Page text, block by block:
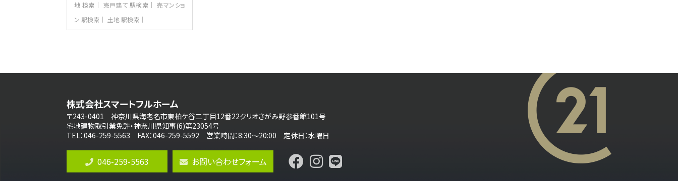
第8位
3,680万円
4ＳＬＤＫ
4ＬＤＫ
長後駅
バ11分 ・歩6分
全棟ＬＤＫは16帖の4ＬＤＫ！食器洗い乾燥
機や浴…
4,190万円
地 検索
売戸建て 駅検索
売マンショ
ン 駅検索
土地 駅検索
株式会社スマートフルホーム
〒243-0401 神奈川県海老名市東柏ケ谷二丁目12番22クリオさがみ野参番館101号
宅地建物取引業免許・神奈川県知事(6)第23054号
TEL：046-259-5563 FAX：046-259-5592 営業時間：8:30～20:00 定休日：水曜日
046-259-5563 お問い合わせフォーム